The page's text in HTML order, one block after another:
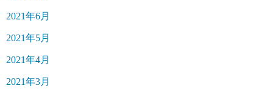
2021年6月
2021年5月
2021年4月
2021年3月